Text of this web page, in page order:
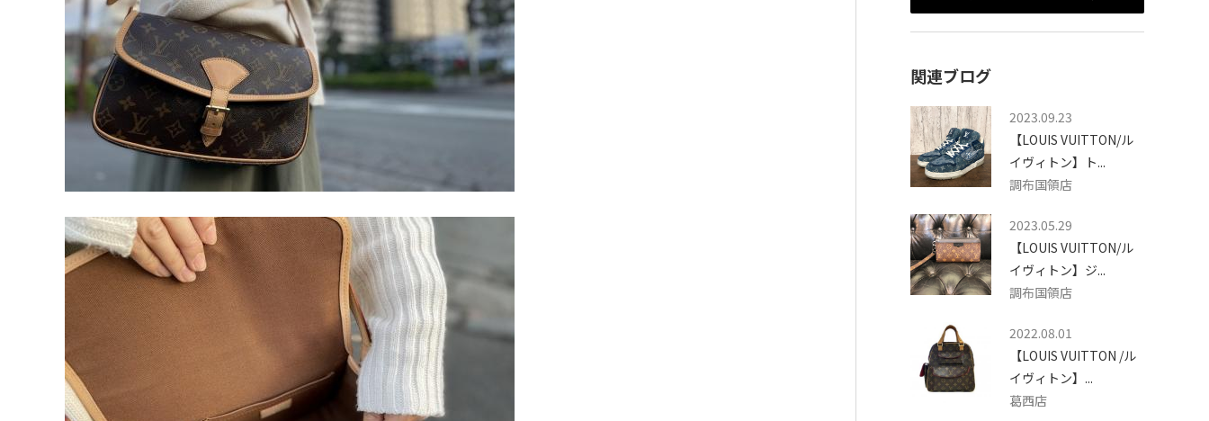
関連ブログ
2023.09.23
【LOUIS VUITTON/ル
イヴィトン】ト...
調布国領店
2023.05.29
【LOUIS VUITTON/ル
イヴィトン】ジ...
調布国領店
2022.08.01
【LOUIS VUITTON /ル
イヴィトン】...
葛西店